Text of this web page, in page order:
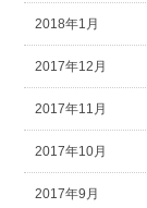
2018年1月
2017年12月
2017年11月
2017年10月
2017年9月